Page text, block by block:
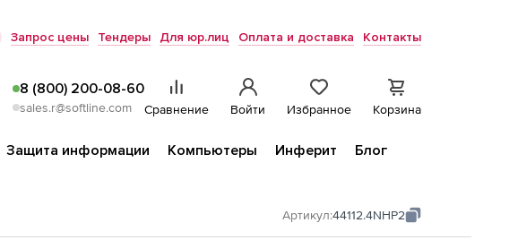
Запрос цены Тендеры Для юр.лиц Оплата и доставка Контакты
8 (800) 200-08-60
sales.r@softline.com Сравнение Войти Избранное Корзина
Защита информации Компьютеры Инферит
Блог
Артикул:44112.4NHP2